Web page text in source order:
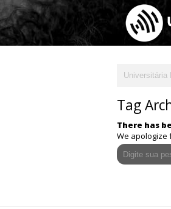
Universitária
Tag
There has
We apologize